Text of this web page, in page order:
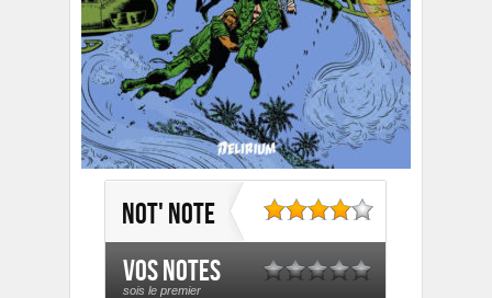
Not' note
Vos notes
sois le premier